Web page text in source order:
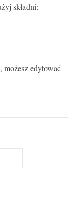
składni:
edytować